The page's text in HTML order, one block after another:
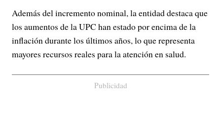
Además del incremento nominal, la entidad destaca que
los aumentos de la UPC han estado por encima de la
inflación durante los últimos años, lo que representa
mayores recursos reales para la atención en salud.
Publicidad